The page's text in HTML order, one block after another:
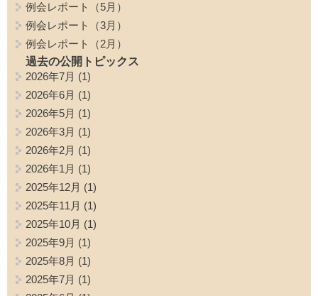
例会レポート（5月）
例会レポート（3月）
例会レポート（2月）
過去の公開トピックス
2026年7月 (1)
2026年6月 (1)
2026年5月 (1)
2026年3月 (1)
2026年2月 (1)
2026年1月 (1)
2025年12月 (1)
2025年11月 (1)
2025年10月 (1)
2025年9月 (1)
2025年8月 (1)
2025年7月 (1)